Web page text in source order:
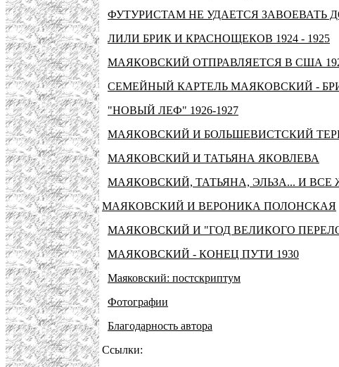
ФУТУРИСТАМ НЕ УДАЕТСЯ ЗАВОЕВАТЬ
ЛИЛИ БРИК И КРАСНОЩЕКОВ 1924 - 1925
МАЯКОВСКИЙ ОТПРАВЛЯЕТСЯ В США
СЕМЕЙНЫЙ КАРТЕЛЬ МАЯКОВСКИЙ -
"НОВЫЙ ЛЕФ" 1926-1927
МАЯКОВСКИЙ И БОЛЬШЕВИСТСКИЙ
МАЯКОВСКИЙ И ТАТЬЯНА ЯКОВЛЕВА
МАЯКОВСКИЙ, ТАТЬЯНА, ЭЛЬЗА... И ВСЕ
МАЯКОВСКИЙ И ВЕРОНИКА ПОЛОНСКАЯ
МАЯКОВСКИЙ И "ГОД ВЕЛИКОГО
МАЯКОВСКИЙ - КОНЕЦ ПУТИ 1930
Маяковский: постскриптум
Фотографии
Благодарность автора
Ссылки: